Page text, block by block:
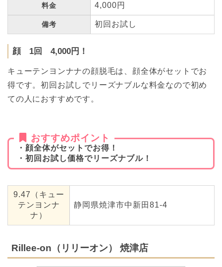
料金 4,000円
備考 初回お試し
顔 1回 4,000円！
キューテンヨンナナの顔脱毛は、顔全体がセットでお
得です。初回お試しでリーズナブルな料金なので初め
ての人におすすめです。
おすすめポイント
・顔全体がセットでお得！
・初回お試し価格でリーズナブル！
9.47（キュー
テンヨンナ
ナ）
静岡県焼津市中新田81-4
Rillee-on（リリーオン） 焼津店